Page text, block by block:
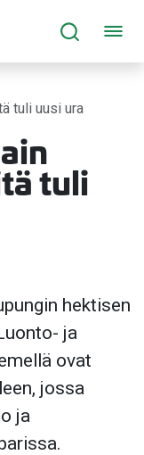
tuli uusi ura
tuli
hektisen
ja
ovat
jossa
ja